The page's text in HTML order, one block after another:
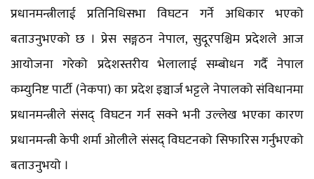
प्रधानमन्त्रीलाई प्रतिनिधिसभा विघटन गर्ने अधिकार भएको
बताउनुभएको छ । प्रेस सङ्गठन नेपाल, सुदूरपश्चिम प्रदेशले आज
आयोजना गरेको प्रदेशस्तरीय भेलालाई सम्बोधन गर्दै नेपाल
कम्युनिष्ट पार्टी (नेकपा) का प्रदेश इञ्चार्ज भट्टले नेपालको संविधानमा
प्रधानमन्त्रीले संसद् विघटन गर्न सक्ने भनी उल्लेख भएका कारण
प्रधानमन्त्री केपी शर्मा ओलीले संसद् विघटनको सिफारिस गर्नुभएको
बताउनुभयो ।